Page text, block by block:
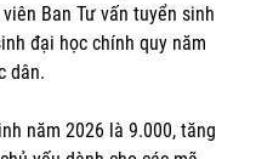
Ban Tư vấn tuyển sinh
đại học chính quy năm
dân.
năm 2026 là 9.000, tăng